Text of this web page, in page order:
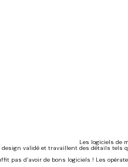
Les logiciels de
validé et travaillent des détails tels
pas d’avoir de bons logiciels ! Les